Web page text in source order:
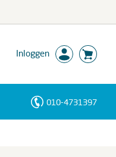
Inloggen
010-4731397